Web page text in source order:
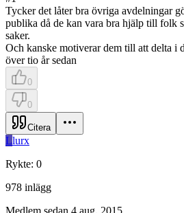
Tycker det låter bra övriga avdelningar
publika då de kan vara bra hjälp till folk
saker.
Och kanske motiverar dem till att delta i
över tio år sedan
0
0
Citera
Llurx
Rykte: 0
978 inlägg
Medlem sedan 4 aug. 2015